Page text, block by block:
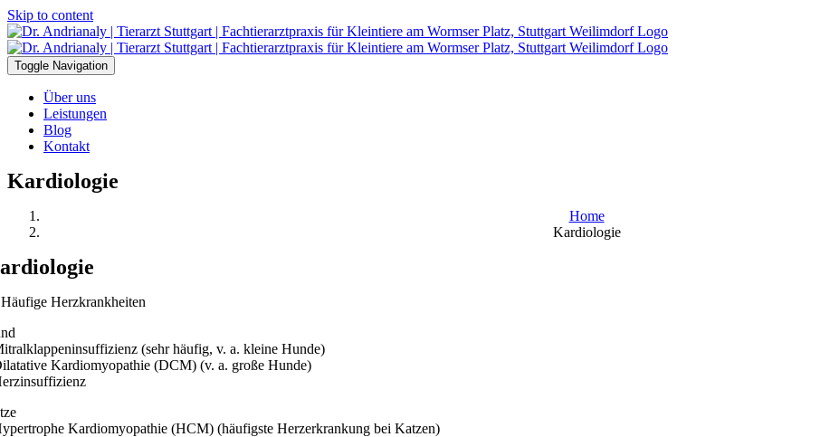
Skip to content
Toggle Navigation
Über uns
Leistungen
Blog
Kontakt
Kardiologie
Home
Kardiologie
Herzkrankheiten
(sehr häufig, v. a. kleine Hunde)
Kardiomyopathie (DCM) (v. a. große Hunde)
Kardiomyopathie (HCM) (häufigste Herzerkrankung bei Katzen)